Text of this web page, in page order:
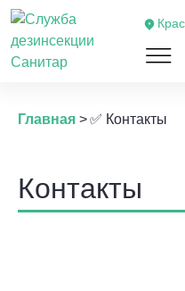
Главная >✅ Контакты
Контакты